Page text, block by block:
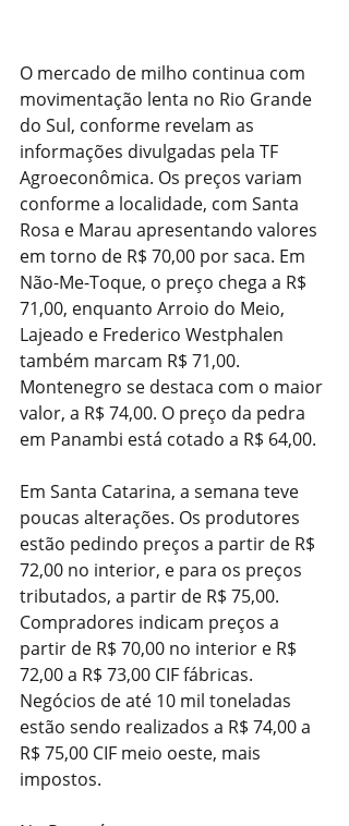
O mercado de milho continua com
movimentação lenta no Rio Grande
do Sul, conforme revelam as
informações divulgadas pela TF
Agroeconômica. Os preços variam
conforme a localidade, com Santa
Rosa e Marau apresentando valores
em torno de R$ 70,00 por saca. Em
Não-Me-Toque, o preço chega a R$
71,00, enquanto Arroio do Meio,
Lajeado e Frederico Westphalen
também marcam R$ 71,00.
Montenegro se destaca com o maior
valor, a R$ 74,00. O preço da pedra
em Panambi está cotado a R$ 64,00.
Em Santa Catarina, a semana teve
poucas alterações. Os produtores
estão pedindo preços a partir de R$
72,00 no interior, e para os preços
tributados, a partir de R$ 75,00.
Compradores indicam preços a
partir de R$ 70,00 no interior e R$
72,00 a R$ 73,00 CIF fábricas.
Negócios de até 10 mil toneladas
estão sendo realizados a R$ 74,00 a
R$ 75,00 CIF meio oeste, mais
impostos.